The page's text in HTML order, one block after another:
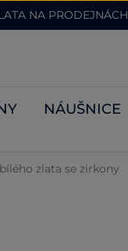
NA PRODEJNÁCH
NÁUŠNICE
zlata se zirkony